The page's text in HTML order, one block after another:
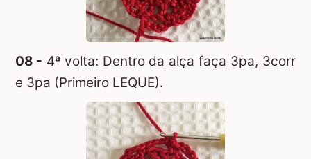
08 - 4ª volta: Dentro da alça faça 3pa, 3corr
e 3pa (Primeiro LEQUE).